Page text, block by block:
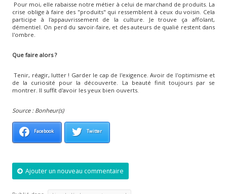
Pour moi, elle rabaisse notre métier à celui de marchand de produits. La
crise oblige à faire des "produits" qui ressemblent à ceux du voisin. Cela
participe à l'appauvrissement de la culture. Je trouve ça affolant,
démentiel. On perd du savoir-faire, et des auteurs de qualié restent dans
l'ombre.
Que faire alors ?
Tenir, réagir, lutter ! Garder le cap de l'exigence. Avoir de l'optimisme et
de la curiosité pour la découverte. La beauté finit toujours par se
montrer. Il suffit d'avoir les yeux bien ouverts.
Source : Bonheur(s)
Facebook Twitter
Ajouter un nouveau commentaire